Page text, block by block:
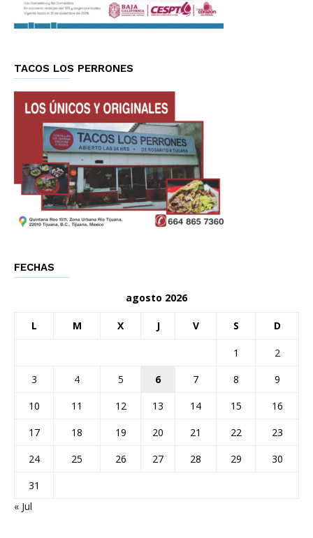
TACOS LOS PERRONES
FECHAS
agosto 2026
L M X J V S D
1
2
3
4 5 6 7 8
9
10
11 12 13 14 15
16
17
18 19 20 21 22
23
24
25 26 27 28 29
30
31
« Jul